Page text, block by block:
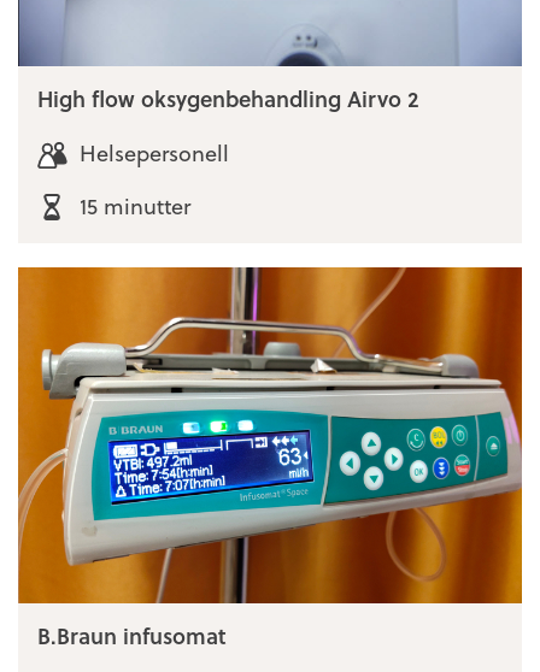
High flow oksygenbehandling Airvo 2
Helsepersonell
15 minutter
B.Braun infusomat